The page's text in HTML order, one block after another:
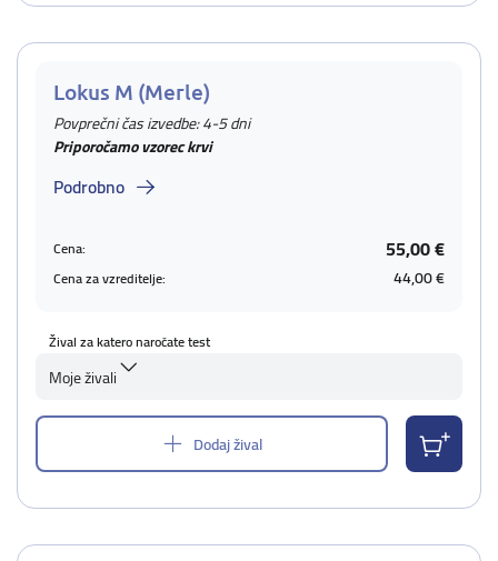
Lokus M (Merle)
Povprečni čas izvedbe: 4-5 dni
Priporočamo vzorec krvi
Podrobno
Cena: 55,00 €
Cena za vzreditelje: 44,00 €
Žival za katero naročate test
Moje živali
Dodaj žival